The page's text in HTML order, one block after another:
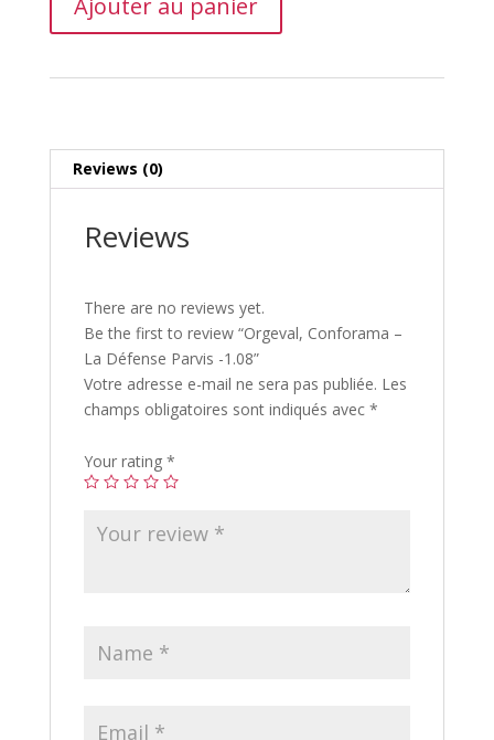
Conforama
quantity
Ajouter au panier
Reviews (0)
Reviews
There are no reviews yet.
Be the first to review “Orgeval, Conforama –
La Défense Parvis -1.08”
Votre adresse e-mail ne sera pas publiée. Les
champs obligatoires sont indiqués avec *
Your rating *